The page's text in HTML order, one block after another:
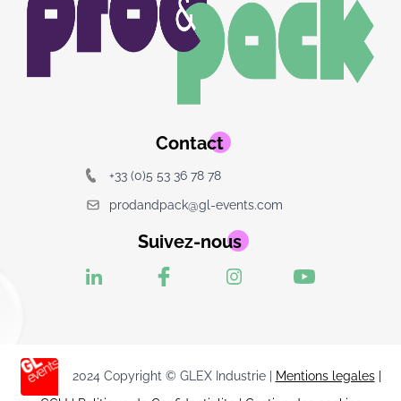
Contact
+33 (0)5 53 36 78 78
prodandpack@gl-events.com
Suivez-nous
2024 Copyright © GLEX Industrie | Mentions legales|